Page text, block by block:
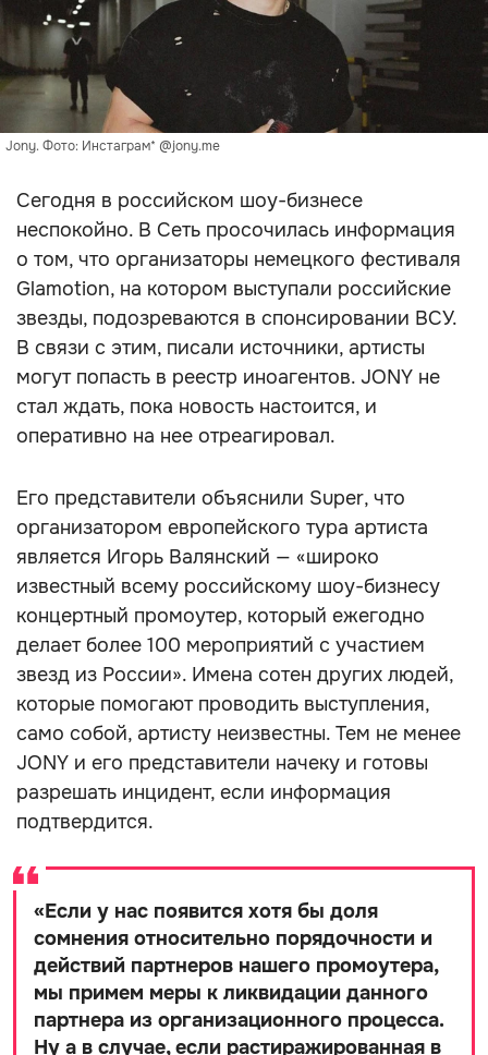
Jony. Фото: Инстаграм* @jony.me
Сегодня в российском шоу-бизнесе
неспокойно. В Сеть просочилась информация
о том, что организаторы немецкого фестиваля
Glamotion, на котором выступали российские
звезды, подозреваются в спонсировании ВСУ.
В связи с этим, писали источники, артисты
могут попасть в реестр иноагентов. JONY не
стал ждать, пока новость настоится, и
оперативно на нее отреагировал.
Его представители объяснили Super, что
организатором европейского тура артиста
является Игорь Валянский — «широко
известный всему российскому шоу-бизнесу
концертный промоутер, который ежегодно
делает более 100 мероприятий с участием
звезд из России». Имена сотен других людей,
которые помогают проводить выступления,
само собой, артисту неизвестны. Тем не менее
JONY и его представители начеку и готовы
разрешать инцидент, если информация
подтвердится.
«Если у нас появится хотя бы доля
сомнения относительно порядочности и
действий партнеров нашего промоутера,
мы примем меры к ликвидации данного
партнера из организационного процесса.
Ну а в случае, если растиражированная в